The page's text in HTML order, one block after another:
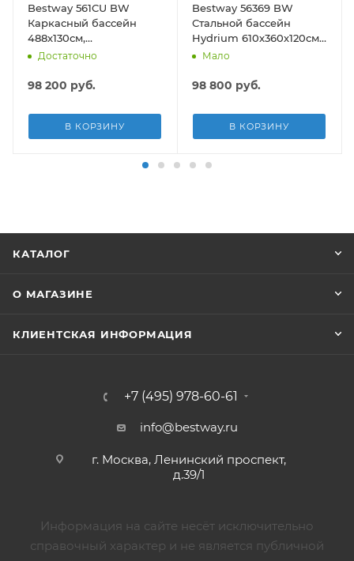
Bestway 561CU BW
Каркасный бассейн
488х130см,
композитный, 21490л,
лестн, тент, подст, дисп.
Достаточно
98 200 руб.
В КОРЗИНУ
Bestway 56369 BW
Стальной бассейн
Hydrium 610х360х120см,
19929л, песч.фил.-нас
подст.
Мало
98 800 руб.
В КОРЗИНУ
КАТАЛОГ
О МАГАЗИНЕ
КЛИЕНТСКАЯ ИНФОРМАЦИЯ
+7 (495) 978-60-61
info@bestway.ru
г. Москва, Ленинский проспект,
д.39/1
Информация на сайте несёт исключительно
справочный характер и не является публичной